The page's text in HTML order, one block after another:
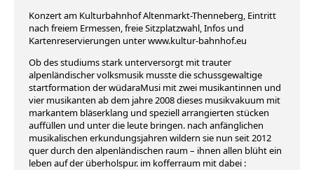
Konzert am Kulturbahnhof Altenmarkt-Thenneberg, Eintritt
nach freiem Ermessen, freie Sitzplatzwahl, Infos und
Kartenreservierungen unter www.kultur-bahnhof.eu
Ob des studiums stark unterversorgt mit trauter
alpenländischer volksmusik musste die schussgewaltige
startformation der wüdaraMusi mit zwei musikantinnen und
vier musikanten ab dem jahre 2008 dieses musikvakuum mit
markantem bläserklang und speziell arrangierten stücken
auffüllen und unter die leute bringen. nach anfänglichen
musikalischen erkundungsjahren wildern sie nun seit 2012
quer durch den alpenländischen raum – ihnen allen blüht ein
leben auf der überholspur. im kofferraum mit dabei :